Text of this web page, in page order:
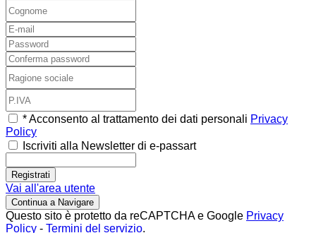
*Acconsento al trattamento dei dati personali Privacy
Policy
Iscriviti alla Newsletter di e-passart
Registrati
Vai all'area utente
Continua a Navigare
Questo sito è protetto da reCAPTCHA e Google Privacy
Policy - Termini del servizio.